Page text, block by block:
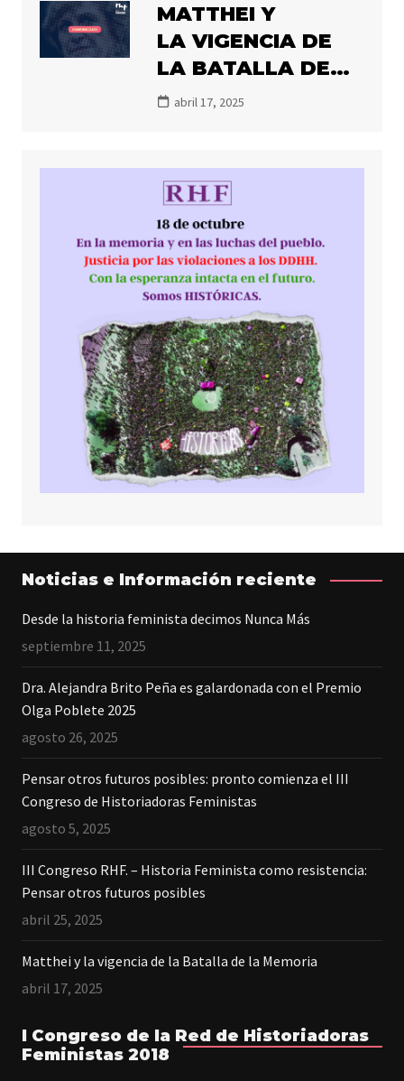
FUTUROS
POSIBLES
MATTHEI Y
LA VIGENCIA DE
LA BATALLA DE
LA MEMORIA
abril 17, 2025
Noticias e Información reciente
Desde la historia feminista decimos Nunca Más
septiembre 11, 2025
Dra. Alejandra Brito Peña es galardonada con el Premio
Olga Poblete 2025
agosto 26, 2025
Pensar otros futuros posibles: pronto comienza el III
Congreso de Historiadoras Feministas
agosto 5, 2025
III Congreso RHF. – Historia Feminista como resistencia:
Pensar otros futuros posibles
abril 25, 2025
Matthei y la vigencia de la Batalla de la Memoria
abril 17, 2025
I Congreso de la Red de Historiadoras
Feministas 2018